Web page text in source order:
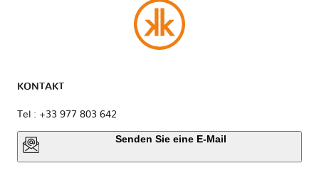
KONTAKT
Tel : +33 977 803 642
Senden Sie eine E-Mail